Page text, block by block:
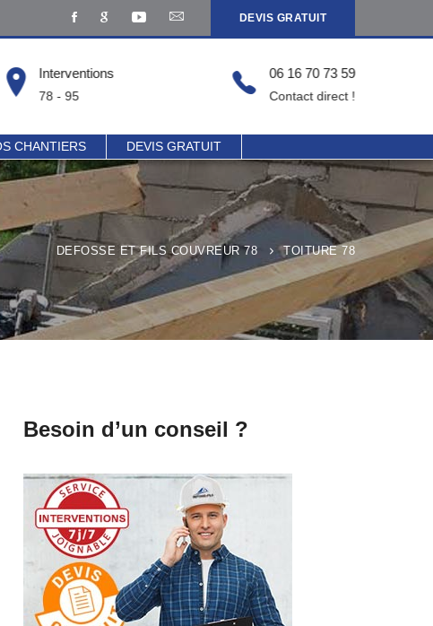
DEVIS GRATUIT
Interventions
78 - 95
06 16 70 73 59
Contact direct !
CHANTIERS DEVIS GRATUIT
DEFOSSE ET FILS COUVREUR 78 TOITURE 78
Besoin d’un conseil ?